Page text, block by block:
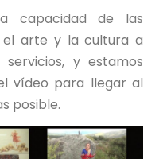
capacidad de las
el arte y la cultura a
y estamos
vídeo para llegar al
posible.